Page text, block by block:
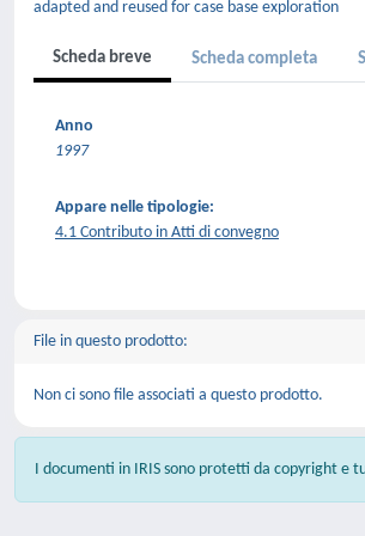
adapted and reused for case base exploration
Scheda breve Scheda completa
Anno
1997
Appare nelle tipologie:
4.1 Contributo in Atti di convegno
File in questo prodotto:
Non ci sono file associati a questo prodotto.
I documenti in IRIS sono protetti da copyright e